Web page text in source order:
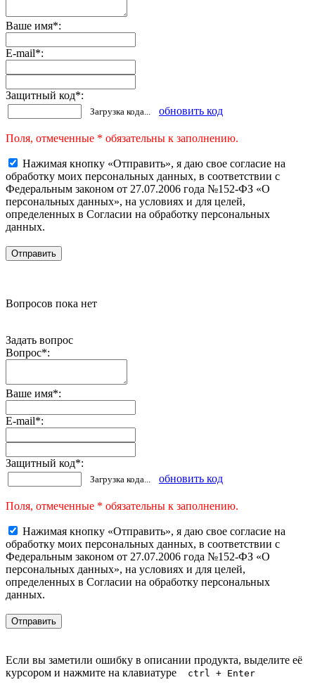
Ваше имя*:
E-mail*:
Защитный код*:
Загрузка кода... обновить код
Поля, отмеченные * обязательны к заполнению.
Нажимая кнопку «Отправить», я даю свое согласие на
обработку моих персональных данных, в соответствии с
Федеральным законом от 27.07.2006 года №152-ФЗ «О
персональных данных», на условиях и для целей,
определенных в Согласии на обработку персональных
данных.
Вопросов пока нет
Задать вопрос
Вопрос*:
Ваше имя*:
E-mail*:
Защитный код*:
Загрузка кода... обновить код
Поля, отмеченные * обязательны к заполнению.
Нажимая кнопку «Отправить», я даю свое согласие на
обработку моих персональных данных, в соответствии с
Федеральным законом от 27.07.2006 года №152-ФЗ «О
персональных данных», на условиях и для целей,
определенных в Согласии на обработку персональных
данных.
Если вы заметили ошибку в описании продукта, выделите её
курсором и нажмите на клавиатуре
ctrl + Enter